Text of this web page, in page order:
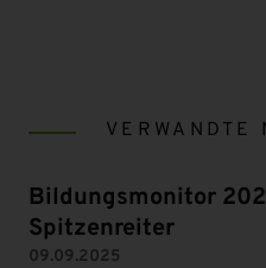
VERWANDTE
Bildungsmonitor
Spitzenreiter
09.09.2025